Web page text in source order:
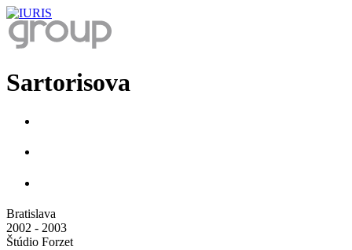
Sartorisova
Bratislava
2002 - 2003
Štúdio Forzet